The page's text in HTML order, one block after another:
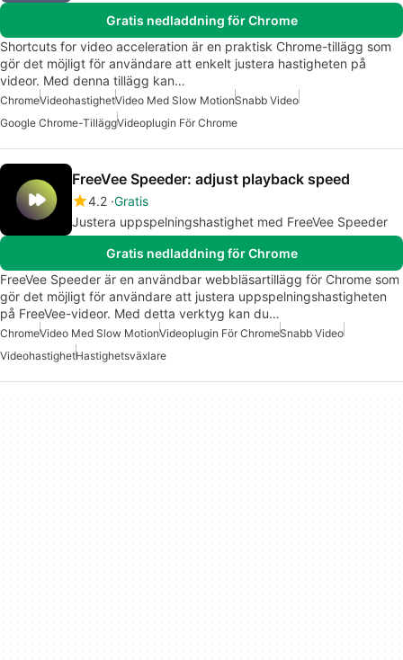
Gratis nedladdning för Chrome
Shortcuts for video acceleration är en praktisk Chrome-tillägg som
gör det möjligt för användare att enkelt justera hastigheten på
videor. Med denna tillägg kan…
ChromeVideohastighetVideo Med Slow MotionSnabb Video
Google Chrome-TilläggVideoplugin För Chrome
FreeVee Speeder: adjust playback speed
4.2 Gratis
Justera uppspelningshastighet med FreeVee Speeder
Gratis nedladdning för Chrome
FreeVee Speeder är en användbar webbläsartillägg för Chrome som
gör det möjligt för användare att justera uppspelningshastigheten
på FreeVee-videor. Med detta verktyg kan du…
ChromeVideo Med Slow MotionVideoplugin För ChromeSnabb Video
VideohastighetHastighetsväxlare